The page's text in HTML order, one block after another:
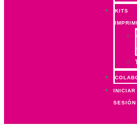
KITS
INICIAR
SESIÓN